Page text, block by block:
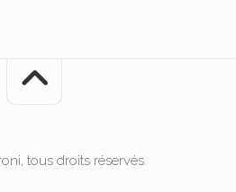
tous droits réservés.